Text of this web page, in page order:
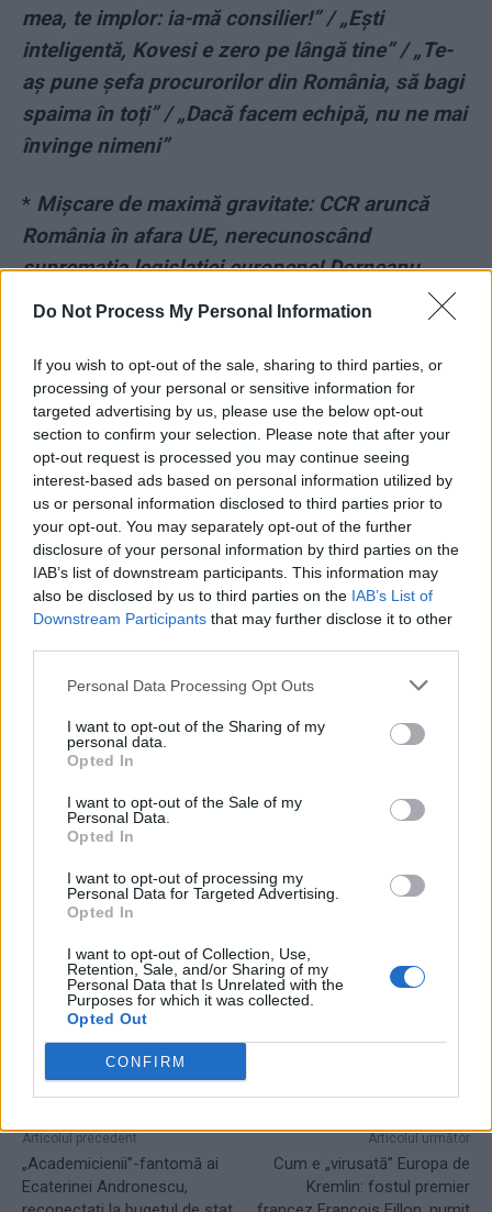
Do Not Process My Personal Information
If you wish to opt-out of the sale, sharing to third parties, or
processing of your personal or sensitive information for
targeted advertising by us, please use the below opt-out
section to confirm your selection. Please note that after your
opt-out request is processed you may continue seeing
interest-based ads based on personal information utilized by
us or personal information disclosed to third parties prior to
your opt-out. You may separately opt-out of the further
disclosure of your personal information by third parties on the
IAB’s list of downstream participants. This information may
also be disclosed by us to third parties on the IAB’s List of
Downstream Participants that may further disclose it to other
Personal Data Processing Opt Outs
I want to opt-out of the Sharing of my
personal data.
Opted In
I want to opt-out of the Sale of my
Personal Data.
Opted In
I want to opt-out of processing my
Personal Data for Targeted Advertising.
Opted In
I want to opt-out of Collection, Use,
Retention, Sale, and/or Sharing of my
Personal Data that Is Unrelated with the
Purposes for which it was collected.
Opted Out
CONFIRM
mea, te implor: ia-mă consilier!” / „Ești
inteligentă, Kovesi e zero pe lângă tine” / „Te-
aș pune șefa procurorilor din România, să bagi
spaima în toți” / „Dacă facem echipă, nu ne mai
învinge nimeni”
* Mișcare de maximă gravitate: CCR aruncă
România în afara UE, nerecunoscând
supremația legislației europene! Dorneanu
respinge o hotărâre a Curții de Justiție a
*Inspecția Judiciară i-a pregătit lui Cristi
Danileț o nouă execuție. După ce l-a făcut
„infractor TikTok”, îl bagă la „magistrați
politici”
*SERIAL: „Sfârșitul Ceaușeștilor” (41) /
Ghipsul de 8 ore al generalului Stănculescu
Emma Răducanu a mai dat o lovitură
semna la începutul lui 2022
- Advertisement -
baroni drumuri Grindeanu
infrastructura
Articolul precedent
„Academicienii”-fantomă ai
Ecaterinei Andronescu,
Articolul următor
Cum e „virusată” Europa de
Kremlin: fostul premier